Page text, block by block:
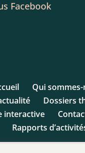
Facebook
Qui sommes-
Dossiers
interactive
Rapports